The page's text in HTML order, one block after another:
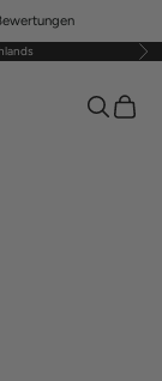
Vor
Suchen